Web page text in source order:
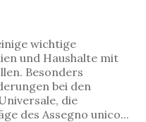
wichtige
und Haushalte mit
Besonders
bei den
die
des Assegno unico...